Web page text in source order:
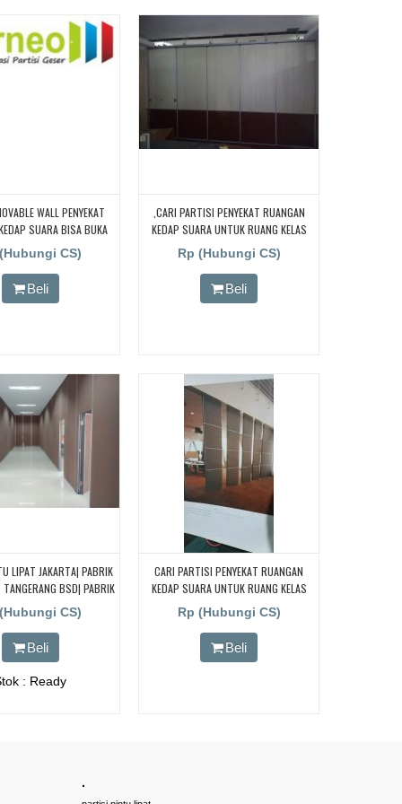
WALL PENYEKAT
SUARA BISA BUKA
PABRIK, WORKSHOP ,
DAN BENGKEL
CS)
Beli
,CARI PARTISI PENYEKAT RUANGAN
KEDAP SUARA UNTUK RUANG KELAS
SEKOLAH, CARI PARTISI PENYEKAT
RUANGAN KEDAP SUARA UNTUK
RUANG KELAS SEKOLAH, CARI PARTISI
PENYEKAT RUANGAN KEDAP SUARA
Rp (Hubungi CS)
Beli
LIPAT JAKARTA| PABRIK
BSD| PABRIK
BATAM, PALEMBANG
CS)
Beli
: Ready
CARI PARTISI PENYEKAT RUANGAN
KEDAP SUARA UNTUK RUANG KELAS
KAMPUS, CARI PARTISI PENYEKAT
RUANGAN KEDAP SUARA UNTUK
RUANG KELAS KAMPUS, CARI PARTISI
PENYEKAT RUANGAN KEDAP SUARA
Rp (Hubungi CS)
Beli
.